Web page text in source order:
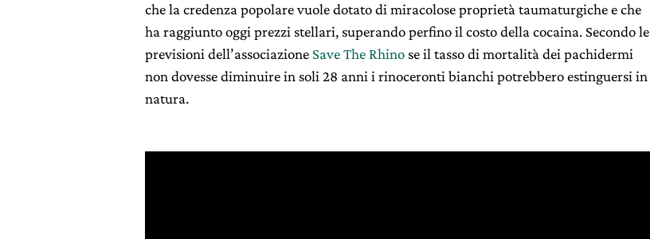
che la credenza popolare vuole dotato di miracolose proprietà taumaturgiche e che
ha raggiunto oggi prezzi stellari, superando perfino il costo della cocaina. Secondo le
previsioni dell’associazione Save The Rhino se il tasso di mortalità dei pachidermi
non dovesse diminuire in soli 28 anni i rinoceronti bianchi potrebbero estinguersi in
natura.